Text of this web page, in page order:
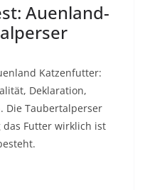
Auenland-
Katzenfutter:
Deklaration,
Die Taubertalperser
Futter wirklich ist